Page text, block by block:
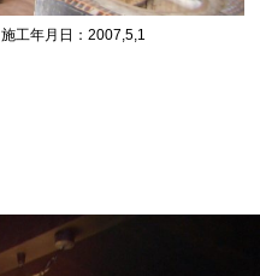
施工年月日：2007,5,1